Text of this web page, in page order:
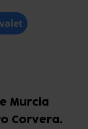
Murcia
Corvera.